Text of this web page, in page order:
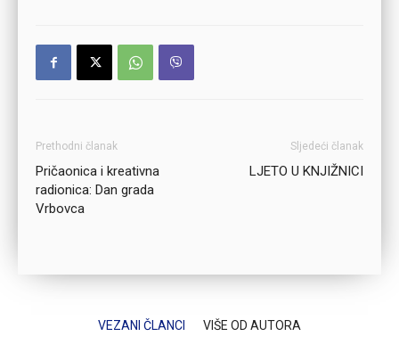
Prethodni članak
Pričaonica i kreativna
radionica: Dan grada
Vrbovca
Sljedeći članak
LJETO U KNJIŽNICI
VEZANI ČLANCI VIŠE OD AUTORA